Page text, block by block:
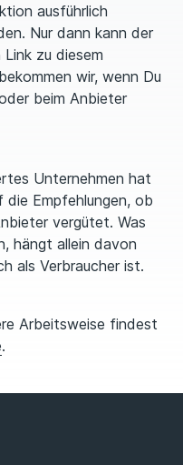
ausführlich
Nur dann kann der
zu diesem
wir, wenn Du
beim Anbieter
Unternehmen hat
die Empfehlungen, ob
vergütet. Was
hängt allein davon
als Verbraucher ist.
Arbeitsweise findest
.